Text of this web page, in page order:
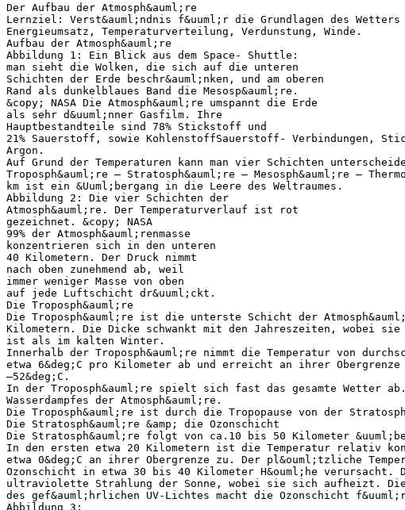
Der Aufbau der Atmosph&auml;re
Lernziel: Verst&auml;ndnis f&uuml;r die Grundlagen des
Energieumsatz, Temperaturverteilung, Verdunstung, Winde.
Aufbau der Atmosph&auml;re
Abbildung 1: Ein Blick aus dem Space- Shuttle:
man sieht die Wolken, die sich auf die unteren
Schichten der Erde beschr&auml;nken, und am oberen
Rand als dunkelblaues Band die Mesosp&auml;re.
&copy; NASA Die Atmosph&auml;re umspannt die Erde
als sehr d&uuml;nner Gasfilm. Ihre
Hauptbestandteile sind 78% Stickstoff und
21% Sauerstoff, sowie KohlenstoffSauerstoff- Verbindungen,
Argon.
Auf Grund der Temperaturen kann man vier Schichten
Troposph&auml;re – Stratosph&auml;re – Mesosph&auml;re –
km ist ein &Uuml;bergang in die Leere des Weltraumes.
Abbildung 2: Die vier Schichten der
Atmosph&auml;re. Der Temperaturverlauf ist rot
gezeichnet. &copy; NASA
99% der Atmosph&auml;renmasse
konzentrieren sich in den unteren
40 Kilometern. Der Druck nimmt
nach oben zunehmend ab, weil
immer weniger Masse von oben
auf jede Luftschicht dr&uuml;ckt.
Die Troposph&auml;re
Die Troposph&auml;re ist die unterste Schicht der
Kilometern. Die Dicke schwankt mit den Jahreszeiten, wobei sie
ist als im kalten Winter.
Innerhalb der Troposph&auml;re nimmt die Temperatur von
etwa 6&deg;C pro Kilometer ab und erreicht an ihrer
–52&deg;C.
In der Troposph&auml;re spielt sich fast das gesamte Wetter ab.
Wasserdampfes der Atmosph&auml;re.
Die Troposph&auml;re ist durch die Tropopause von der
Die Stratosph&auml;re &amp; die Ozonschicht
Die Stratosph&auml;re folgt von ca.10 bis 50 Kilometer
In den ersten etwa 20 Kilometern ist die Temperatur relativ
etwa 0&deg;C an ihrer Obergrenze zu. Der pl&ouml;tzliche
Ozonschicht in etwa 30 bis 40 Kilometer H&ouml;he verursacht.
ultraviolette Strahlung der Sonne, wobei sie sich aufheizt.
des gef&auml;hrlichen UV-Lichtes macht die Ozonschicht
Abbildung 3: